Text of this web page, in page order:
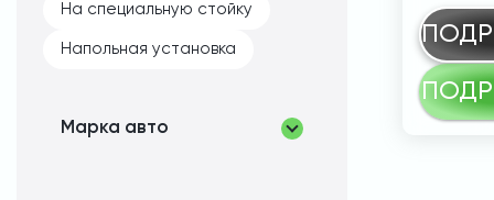
На специальную стойку
Напольная установка
Марка авто